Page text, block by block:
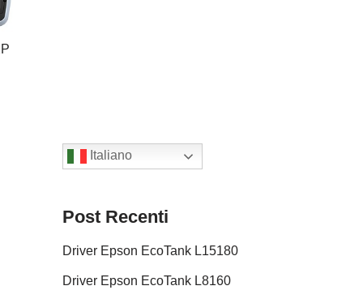
Italiano
Post Recenti
Driver Epson EcoTank L15180
Driver Epson EcoTank L8160